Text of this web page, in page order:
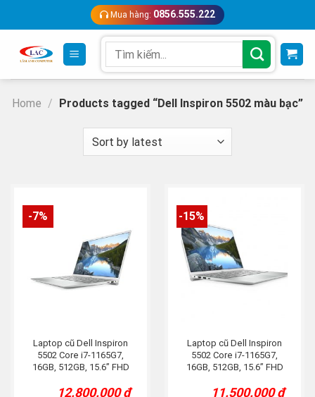
content
Mua hàng: 0856.555.222
for:
Home / Products tagged “Dell Inspiron 5502 màu bạc”
-7%
Laptop cũ Dell Inspiron
5502 Core i7-1165G7,
16GB, 512GB, 15.6” FHD
12.800.000₫
-15%
Laptop cũ Dell Inspiron
5502 Core i7-1165G7,
16GB, 512GB, 15.6” FHD
11.500.000₫